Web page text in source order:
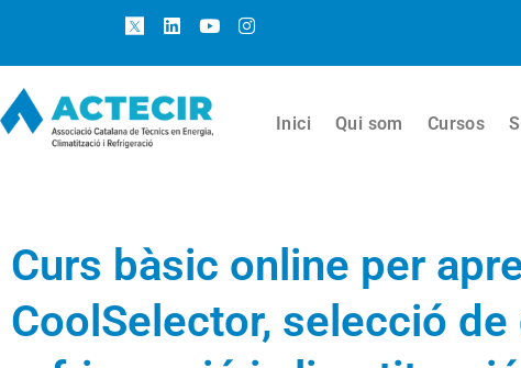
Inici Qui som Cursos
Curs bàsic online per
CoolSelector, selecció